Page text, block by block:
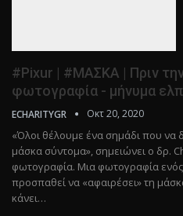
#Pixur | #ΜΑΣΚΑ | Πριν
φωτογραφία - μήνυμα
ECHARITYGR Οκτ 20, 2020
«Όλοι θέλουμε ένα σημάδι που να
μάσκα σύντομα», σημειώνει ο δρ.
φωτογραφία. Μια φωτογραφία
προσπαθεί να «αφαιρέσει» τη
κάνει…